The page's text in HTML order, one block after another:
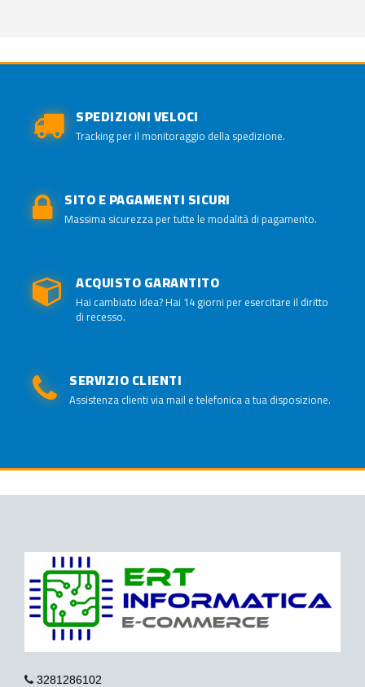
SPEDIZIONI VELOCI
Tracking per il monitoraggio della spedizione.
SITO E PAGAMENTI SICURI
Massima sicurezza per tutte le modalità di pagamento.
ACQUISTO GARANTITO
Hai cambiato idea? Hai 14 giorni per esercitare il diritto
di recesso.
SERVIZIO CLIENTI
Assistenza clienti via mail e telefonica a tua disposizione.
3281286102